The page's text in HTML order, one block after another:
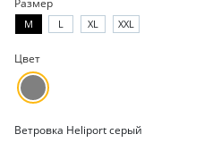
M L XL XXL
Цвет
Ветровка Heliport серый